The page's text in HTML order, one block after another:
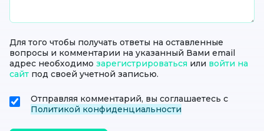
Для того чтобы получать ответы на оставленные
вопросы и комментарии на указанный Вами email
адрес необходимо зарегистрироваться или войти на
сайт под своей учетной записью.
Отправляя комментарий, вы соглашаетесь с
Политикой конфиденциальности